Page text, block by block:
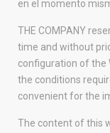
en el momento
THE COMPANY
time and without
configuration of the
the conditions
convenient for the
The content of this